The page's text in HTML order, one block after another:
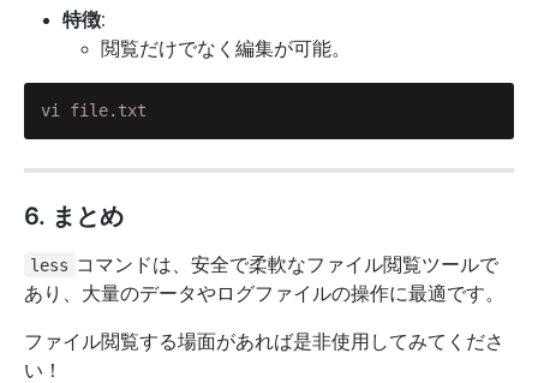
特徴:
閲覧だけでなく編集が可能。
vi file.txt
6. まとめ
less コマンドは、安全で柔軟なファイル閲覧ツールで
あり、大量のデータやログファイルの操作に最適です。
ファイル閲覧する場面があれば是非使用してみてくださ
い！